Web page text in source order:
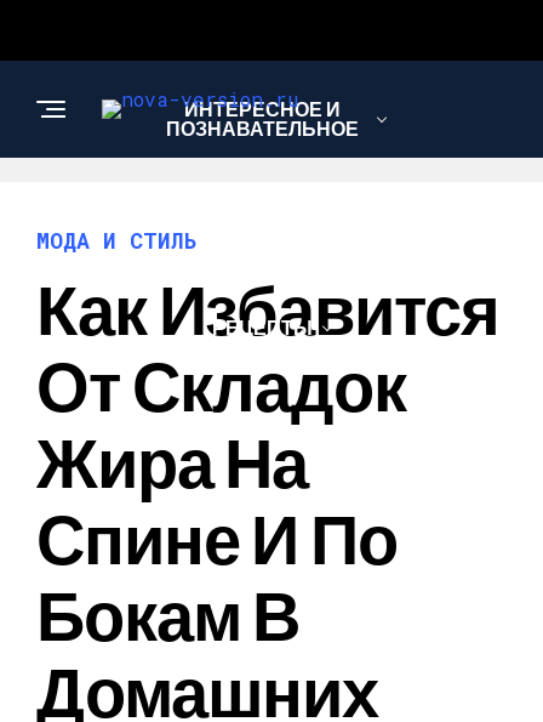
ИНТЕРЕСНОЕ И
ПОЗНАВАТЕЛЬНОЕ
МОДА И СТИЛЬ
РЕЦЕПТЫ
МОДА И СТИЛЬ
Как Избавится
От Складок
Жира На
Спине И По
Бокам В
Домашних